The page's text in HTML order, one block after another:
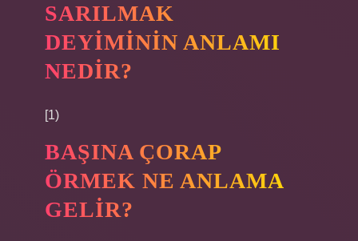
SARILMAK
DEYIMININ ANLAMI
NEDIR?
[1)
BAŞINA ÇORAP
ÖRMEK NE ANLAMA
GELIR?